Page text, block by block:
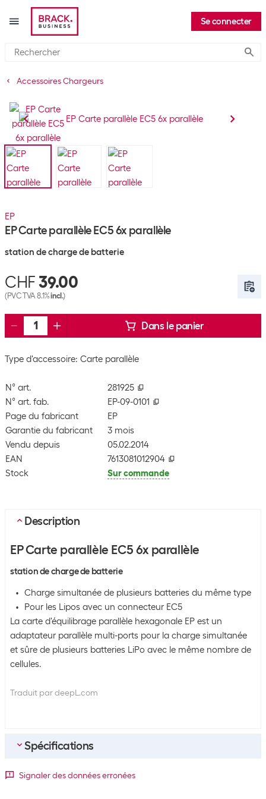
Se connecter
Accessoires Chargeurs
EP
EP Carte parallèle EC5 6x parallèle
station de charge de batterie
CHF 39.00
(PVC TVA 8.1%incl.)
Dans le panier
Type d'accessoire: Carte parallèle
N° art.
281925
N° art. fab.
EP-09-0101
Page du fabricant
EP
Garantie du fabricant
3 mois
Vendu depuis
05.02.2014
EAN
7613081012904
Stock
Sur commande
Description
EP Carte parallèle EC5 6x parallèle
station de charge de batterie
Charge simultanée de plusieurs batteries du même type
Pour les Lipos avec un connecteur EC5
La carte d'équilibrage parallèle hexagonale EP est un
adaptateur parallèle multi-ports pour la charge simultanée
et sûre de plusieurs batteries LiPo avec le même nombre de
cellules.
Traduit par deepL.com
Spécifications
Modélisme
Signaler des données erronées